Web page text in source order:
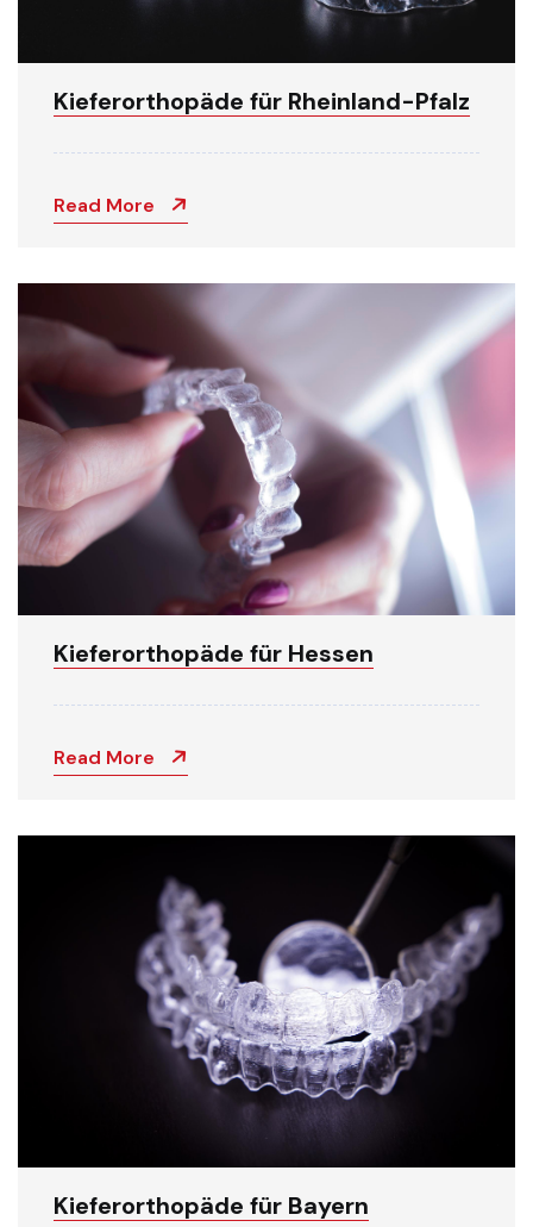
Kieferorthopäde für Rheinland-Pfalz
Read More
Kieferorthopäde für Hessen
Read More
Kieferorthopäde für Bayern